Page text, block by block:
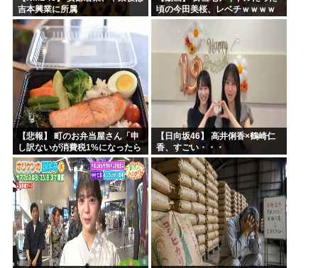
吉本興業に所属
頃の今田美桜、レベチｗｗｗｗ
ｗｗｗｗｗｗｗｗｗｗｗｗｗｗ
【悲報】 町のお弁当屋さん「申
し訳ないが消費税1%になったら
その分商品代を値上げするわ」
【日向坂46】 高井俐香×鶴崎仁
香、すごい・・・